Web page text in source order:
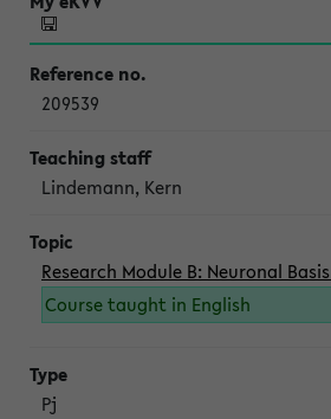
209539
Lindemann, Kern
Research Module B: Neuronal
Course taught in English
Pj